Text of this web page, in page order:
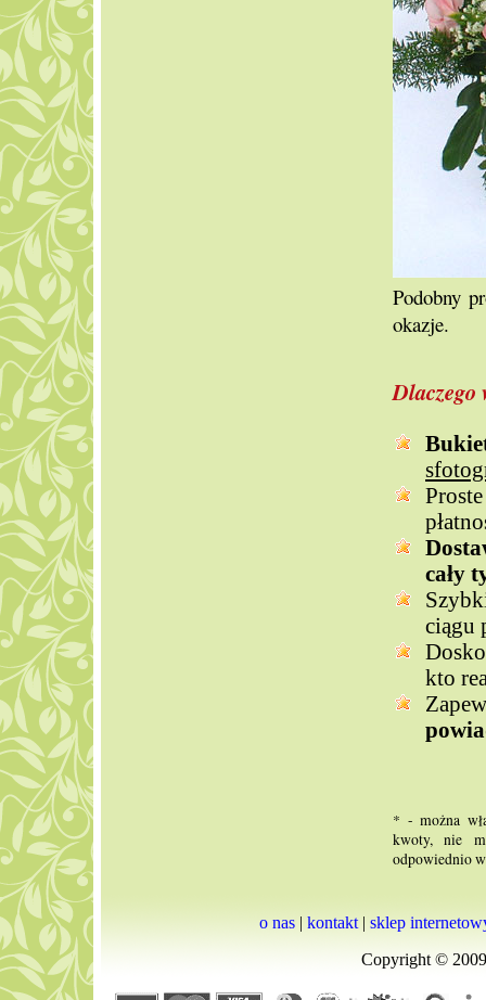
Podobny
okazje.
Dlaczego
cały
ciągu
kto
* - można
kwoty, nie
odpowiednio
o nas| kontakt| sklep
Copyright ©